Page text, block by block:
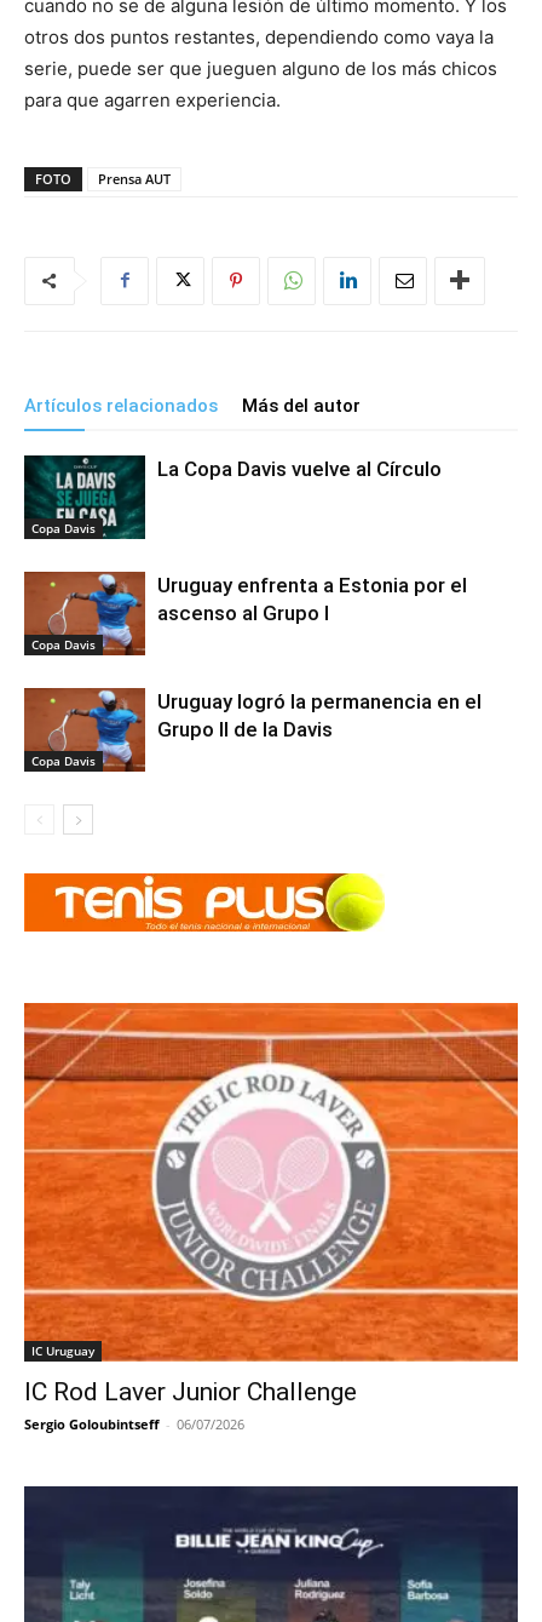
cuando no se de alguna lesión de último momento. Y los
otros dos puntos restantes, dependiendo como vaya la
serie, puede ser que jueguen alguno de los más chicos
para que agarren experiencia.
FOTO Prensa AUT
Artículos relacionados Más del autor
Copa Davis
La Copa Davis vuelve al Círculo
Copa Davis
Uruguay enfrenta a Estonia por el
ascenso al Grupo I
Copa Davis
Uruguay logró la permanencia en el
Grupo II de la Davis
IC Uruguay
IC Rod Laver Junior Challenge
Sergio Goloubintseff - 06/07/2026